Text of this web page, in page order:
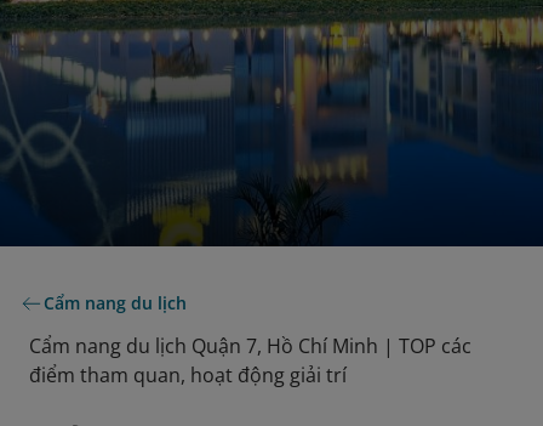
Cẩm nang du lịch
Cẩm nang du lịch Quận 7, Hồ Chí Minh | TOP các
điểm tham quan, hoạt động giải trí